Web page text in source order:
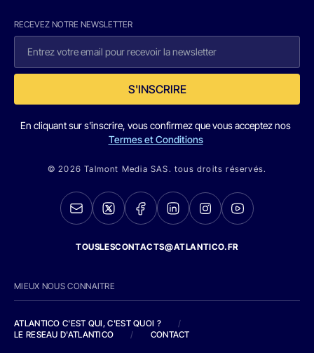
RECEVEZ NOTRE NEWSLETTER
S'INSCRIRE
En cliquant sur s'inscrire, vous confirmez que vous acceptez nos
Termes et Conditions
© 2026 Talmont Media SAS. tous droits réservés.
TOUSLESCONTACTS@ATLANTICO.FR
MIEUX NOUS CONNAITRE
ATLANTICO C'EST QUI, C'EST QUOI ?
/
LE RESEAU D'ATLANTICO
/ CONTACT